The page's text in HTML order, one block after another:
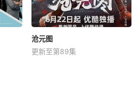
沧元图
更新至第89集